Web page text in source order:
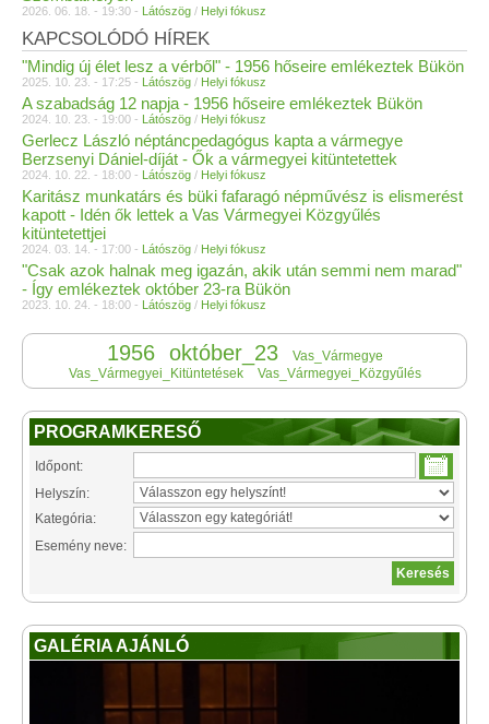
2026. 06. 18. - 19:30 - Látószög / Helyi fókusz
KAPCSOLÓDÓ HÍREK
"Mindig új élet lesz a vérből" - 1956 hőseire emlékeztek Bükön
2025. 10. 23. - 17:25 - Látószög / Helyi fókusz
A szabadság 12 napja - 1956 hőseire emlékeztek Bükön
2024. 10. 23. - 19:00 - Látószög / Helyi fókusz
Gerlecz László néptáncpedagógus kapta a vármegye
Berzsenyi Dániel-díját - Ők a vármegyei kitüntetettek
2024. 10. 22. - 18:00 - Látószög / Helyi fókusz
Karitász munkatárs és büki fafaragó népművész is elismerést
kapott - Idén ők lettek a Vas Vármegyei Közgyűlés
kitüntetettjei
2024. 03. 14. - 17:00 - Látószög / Helyi fókusz
"Csak azok halnak meg igazán, akik után semmi nem marad"
- Így emlékeztek október 23-ra Bükön
2023. 10. 24. - 18:00 - Látószög / Helyi fókusz
1956 október_23
Vas_Vármegye
Vas_Vármegyei_Kitüntetések
Vas_Vármegyei_Közgyűlés
PROGRAMKERESŐ
Időpont:
Helyszín:
Kategória:
Esemény neve:
GALÉRIA AJÁNLÓ